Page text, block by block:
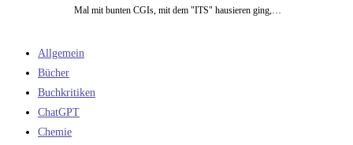
Mal mit bunten CGIs, mit dem "ITS" hausieren ging,…
Allgemein
Bücher
Buchkritiken
ChatGPT
Chemie